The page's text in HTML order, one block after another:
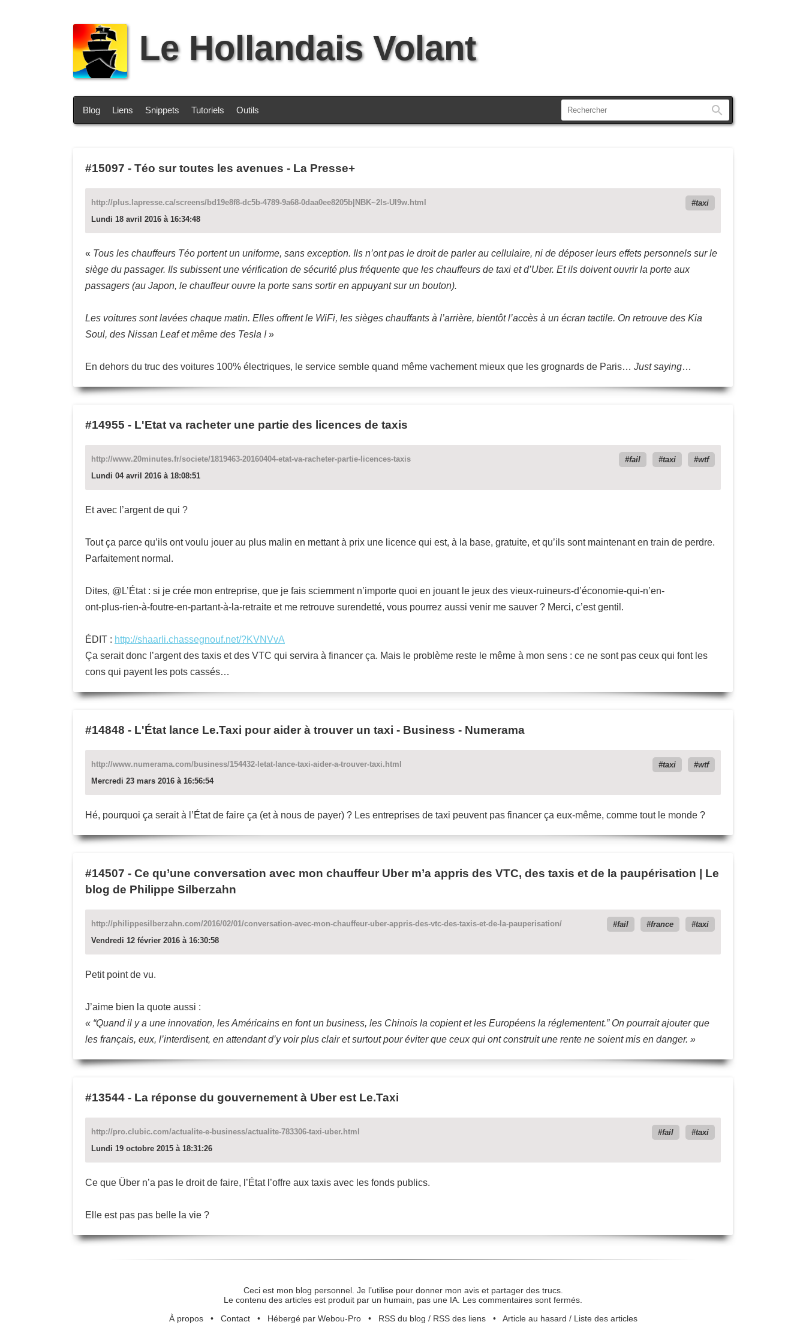
Le Hollandais Volant
Blog Liens Snippets Tutoriels Outils
#15097 - Téo sur toutes les avenues - La Presse+
http://plus.lapresse.ca/screens/bd19e8f8-dc5b-4789-9a68-0daa0ee8205b|NBK~2ls-UI9w.html
taxi
Lundi 18 avril 2016 à 16:34:48
« Tous les chauffeurs Téo portent un uniforme, sans exception. Ils n’ont pas le droit de parler au cellulaire, ni de déposer leurs effets personnels sur le
siège du passager. Ils subissent une vérification de sécurité plus fréquente que les chauffeurs de taxi et d’Uber. Et ils doivent ouvrir la porte aux
passagers (au Japon, le chauffeur ouvre la porte sans sortir en appuyant sur un bouton).
Les voitures sont lavées chaque matin. Elles offrent le WiFi, les sièges chauffants à l’arrière, bientôt l’accès à un écran tactile. On retrouve des Kia
Soul, des Nissan Leaf et même des Tesla !»
En dehors du truc des voitures 100% électriques, le service semble quand même vachement mieux que les grognards de Paris… Just saying…
#14955 - L'Etat va racheter une partie des licences de taxis
http://www.20minutes.fr/societe/1819463-20160404-etat-va-racheter-partie-licences-taxis fail taxi
wtf
Lundi 04 avril 2016 à 18:08:51
Et avec l’argent de qui ?
Tout ça parce qu’ils ont voulu jouer au plus malin en mettant à prix une licence qui est, à la base, gratuite, et qu’ils sont maintenant en train de perdre.
Parfaitement normal.
Dites, @L’État : si je crée mon entreprise, que je fais sciemment n’importe quoi en jouant le jeux des vieux-ruineurs-d’économie-qui-n’en-
ont-plus-rien-à-foutre-en-partant-à-la-retraite et me retrouve surendetté, vous pourrez aussi venir me sauver ? Merci, c’est gentil.
ÉDIT : http://shaarli.chassegnouf.net/?KVNVvA
Ça serait donc l’argent des taxis et des VTC qui servira à financer ça. Mais le problème reste le même à mon sens : ce ne sont pas ceux qui font les
cons qui payent les pots cassés…
#14848 - L'État lance Le.Taxi pour aider à trouver un taxi - Business - Numerama
http://www.numerama.com/business/154432-letat-lance-taxi-aider-a-trouver-taxi.html taxi
wtf
Mercredi 23 mars 2016 à 16:56:54
Hé, pourquoi ça serait à l’État de faire ça (et à nous de payer) ? Les entreprises de taxi peuvent pas financer ça eux-même, comme tout le monde ?
#14507 - Ce qu’une conversation avec mon chauffeur Uber m’a appris des VTC, des taxis et de la paupérisation | Le
blog de Philippe Silberzahn
http://philippesilberzahn.com/2016/02/01/conversation-avec-mon-chauffeur-uber-appris-des-vtc-des-taxis-et-de-la-pauperisation/ fail france
taxi
Vendredi 12 février 2016 à 16:30:58
Petit point de vu.
J’aime bien la quote aussi :
« “Quand il y a une innovation, les Américains en font un business, les Chinois la copient et les Européens la réglementent.” On pourrait ajouter que
les français, eux, l’interdisent, en attendant d’y voir plus clair et surtout pour éviter que ceux qui ont construit une rente ne soient mis en danger. »
#13544 - La réponse du gouvernement à Uber est Le.Taxi
http://pro.clubic.com/actualite-e-business/actualite-783306-taxi-uber.html fail
taxi
Lundi 19 octobre 2015 à 18:31:26
Ce que Über n’a pas le droit de faire, l’État l’offre aux taxis avec les fonds publics.
Elle est pas pas belle la vie ?
Ceci est mon blog personnel. Je l’utilise pour donner mon avis et partager des trucs.
Le contenu des articles est produit par un humain, pas une IA. Les commentaires sont fermés.
À propos• Contact• Hébergé par Webou-Pro• RSS du blog / RSS des liens• Article au hasard / Liste des articles